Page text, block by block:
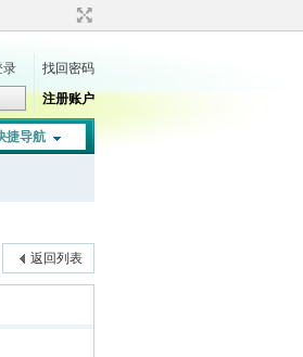
录
找回密码
注册账户
捷导航
返回列表